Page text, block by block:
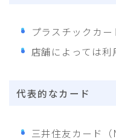
プラスチックカ
店舗によっては
代表的なカード
三井住友カード（